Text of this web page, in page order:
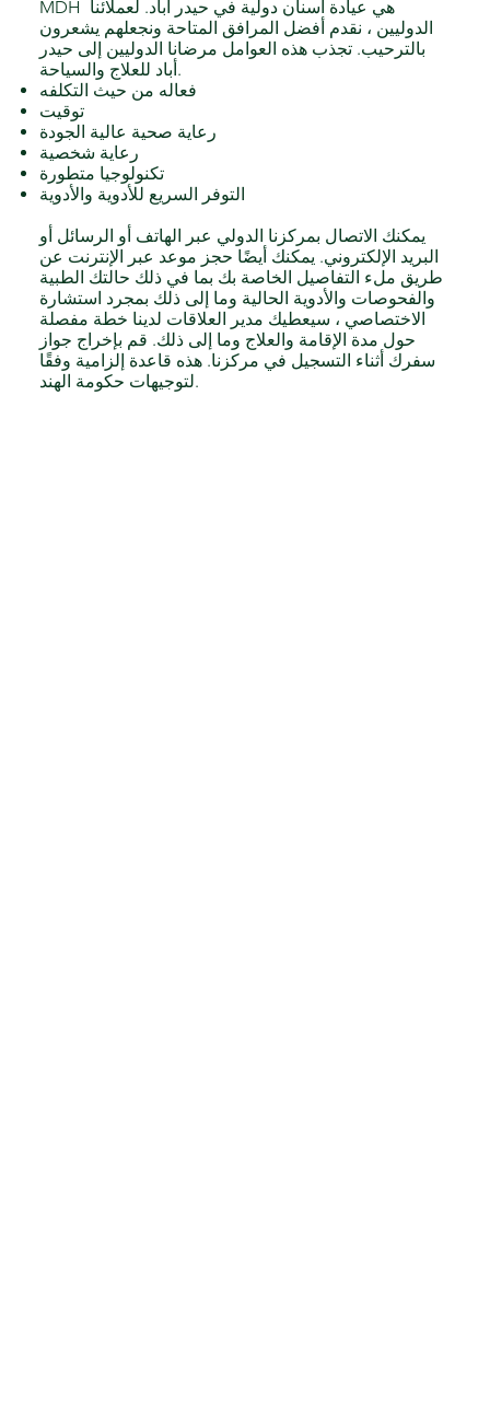
MDH هي عيادة أسنان دولية في حيدر أباد. لعملائنا
الدوليين ، نقدم أفضل المرافق المتاحة ونجعلهم يشعرون
بالترحيب. تجذب هذه العوامل مرضانا الدوليين إلى حيدر
أباد للعلاج والسياحة.
فعاله من حيث التكلفه
توقيت
رعاية صحية عالية الجودة
رعاية شخصية
تكنولوجيا متطورة
التوفر السريع للأدوية والأدوية
يمكنك الاتصال بمركزنا الدولي عبر الهاتف أو الرسائل أو
البريد الإلكتروني. يمكنك أيضًا حجز موعد عبر الإنترنت عن
طريق ملء التفاصيل الخاصة بك بما في ذلك حالتك الطبية
والفحوصات والأدوية الحالية وما إلى ذلك بمجرد استشارة
الاختصاصي ، سيعطيك مدير العلاقات لدينا خطة مفصلة
حول مدة الإقامة والعلاج وما إلى ذلك. قم بإخراج جواز
سفرك أثناء التسجيل في مركزنا. هذه قاعدة إلزامية وفقًا
لتوجيهات حكومة الهند.